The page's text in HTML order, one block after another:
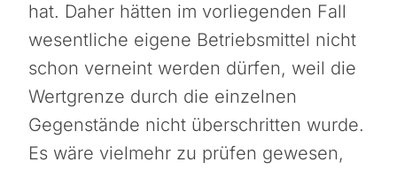
hat. Daher hätten im vorliegenden Fall
wesentliche eigene Betriebsmittel nicht
schon verneint werden dürfen, weil die
Wertgrenze durch die einzelnen
Gegenstände nicht überschritten wurde.
Es wäre vielmehr zu prüfen gewesen,